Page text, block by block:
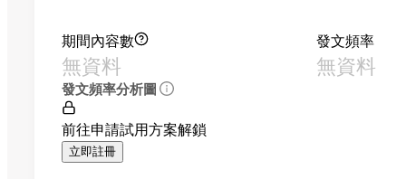
期間內容數
無資料
發文頻率
無資料
發文頻率分析圖
前往申請試用方案解鎖
立即註冊